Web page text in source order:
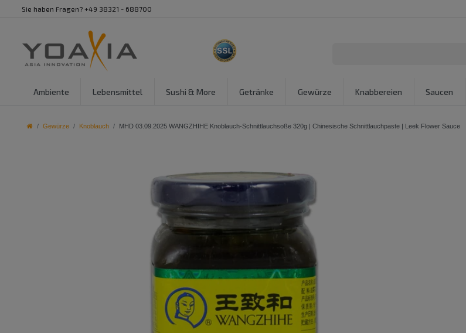
Sie haben Fragen? +49 38321 - 688700
Ambiente Lebensmittel Sushi & More Getränke Gewürze Knabbereien Saucen
Gewürze Knoblauch MHD 03.09.2025 WANGZHIHE Knoblauch-Schnittlauchsoße 320g | Chinesische Schnittlauchpaste | Leek Flower Sauce